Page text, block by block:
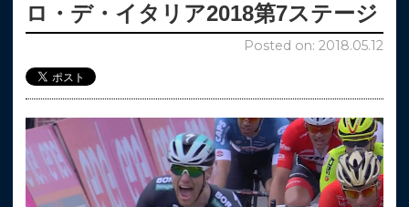
ロ・デ・イタリア2018第7ステージ
Posted on: 2018.05.12